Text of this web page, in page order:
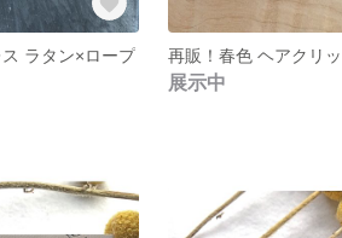
ラタン×ロープ
展示中